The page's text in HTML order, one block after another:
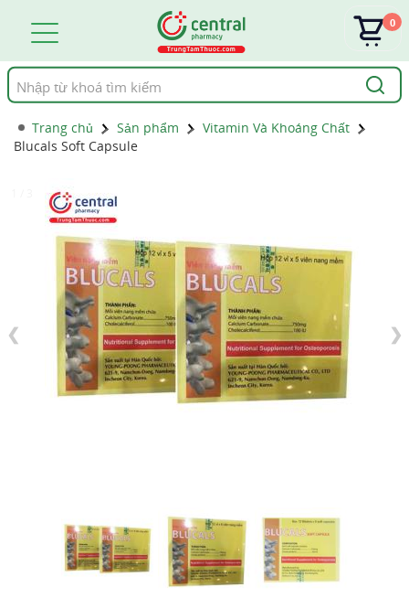
Tìm
kiếm
0
Trang chủ Sản phẩm
Vitamin Và Khoáng Chất
Blucals Soft Capsule
❮ ❯